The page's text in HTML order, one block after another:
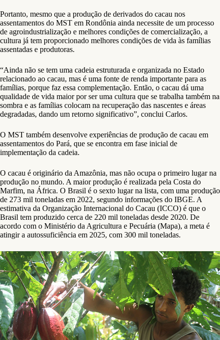
Portanto, mesmo que a produção de derivados do cacau nos
assentamentos do MST em Rondônia ainda necessite de um processo
de agroindustrialização e melhores condições de comercialização, a
cultura já tem proporcionado melhores condições de vida às famílias
assentadas e produtoras.
“Ainda não se tem uma cadeia estruturada e organizada no Estado
relacionado ao cacau, mas é uma fonte de renda importante para as
famílias, porque faz essa complementação. Então, o cacau dá uma
qualidade de vida maior por ser uma cultura que se trabalha também na
sombra e as famílias colocam na recuperação das nascentes e áreas
degradadas, dando um retorno significativo”, conclui Carlos.
O MST também desenvolve experiências de produção de cacau em
assentamentos do Pará, que se encontra em fase inicial de
implementação da cadeia.
O cacau é originário da Amazônia, mas não ocupa o primeiro lugar na
produção no mundo. A maior produção é realizada pela Costa do
Marfim, na África. O Brasil é o sexto lugar na lista, com uma produção
de 273 mil toneladas em 2022, segundo informações do IBGE. A
estimativa da Organização Internacional do Cacau (ICCO) é que o
Brasil tem produzido cerca de 220 mil toneladas desde 2020. De
acordo com o Ministério da Agricultura e Pecuária (Mapa), a meta é
atingir a autossuficiência em 2025, com 300 mil toneladas.